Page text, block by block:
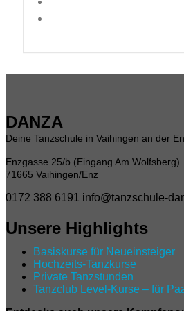
DANZA
Deine Tanzschule in Vaihingen an der
Enzgasse 25/b (Eingang Am Wolfsberg)
71665 Vaihingen/Enz
0172 388 6191 info@tanzschule-
Unsere Highlights
Basiskurse für Neueinsteiger
Hochzeits-Tanzkurse
Private Tanzstunden
Tanzclub Level‑Kurse – für